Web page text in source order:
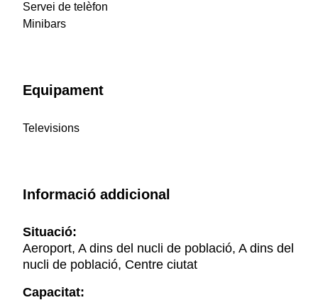
Servei de telèfon
Minibars
Equipament
Televisions
Informació addicional
Situació:
Aeroport, A dins del nucli de població, A dins del
nucli de població, Centre ciutat
Capacitat: